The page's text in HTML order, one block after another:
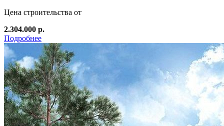
Цена строительства от
2.304.000 р.
Подробнее